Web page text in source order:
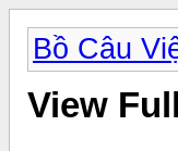
Bồ Câu
View